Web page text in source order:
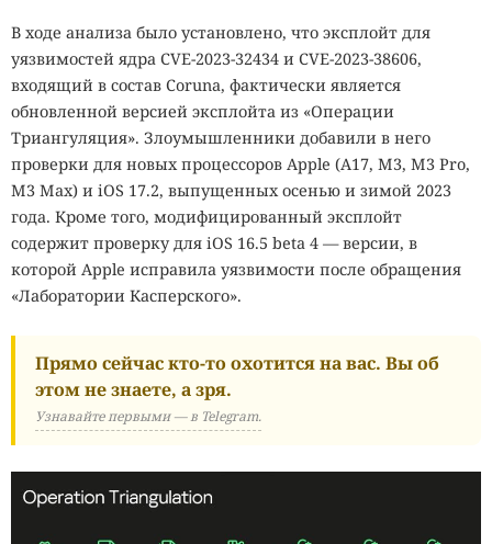
В ходе анализа было установлено, что эксплойт для
уязвимостей ядра CVE-2023-32434 и CVE-2023-38606,
входящий в состав Coruna, фактически является
обновленной версией эксплойта из «Операции
Триангуляция». Злоумышленники добавили в него
проверки для новых процессоров Apple (A17, M3, M3 Pro,
M3 Max) и iOS 17.2, выпущенных осенью и зимой 2023
года. Кроме того, модифицированный эксплойт
содержит проверку для iOS 16.5 beta 4 — версии, в
которой Apple исправила уязвимости после обращения
«Лаборатории Касперского».
Прямо сейчас кто-то охотится на вас. Вы об
этом не знаете, а зря.
Узнавайте первыми — в Telegram.